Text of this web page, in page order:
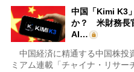
中国「Kimi K3
か？ 米財務長
AI…
中国経済に精通する中国株投
ミアム連載「チャイナ・リサー